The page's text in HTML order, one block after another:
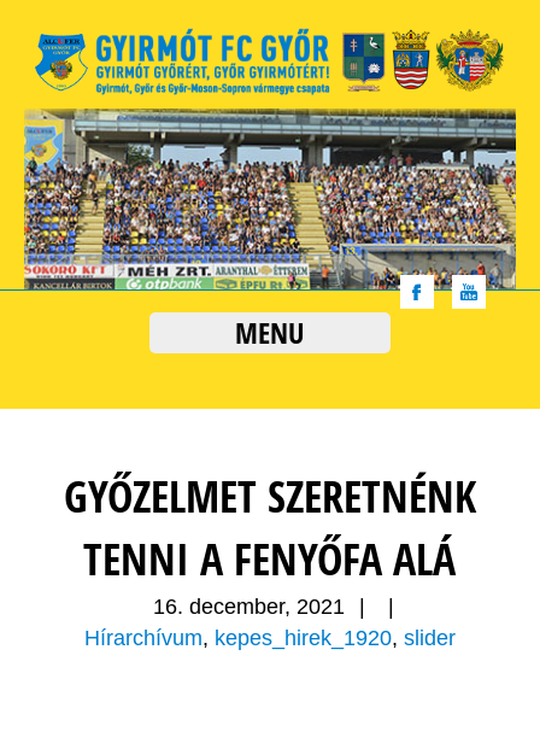
MENU
GYŐZELMET SZERETNÉNK
TENNI A FENYŐFA ALÁ
16. december, 2021
Hírarchívum, kepes_hirek_1920, slider